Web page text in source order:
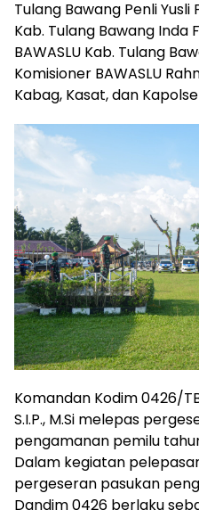
Tulang Bawang Penli Yusli
Kab. Tulang Bawang Inda
BAWASLU Kab. Tulang
Komisioner BAWASLU
Kabag, Kasat, dan
Komandan Kodim 0426/
S.I.P., M.Si melepas
pengamanan pemilu
Dalam kegiatan
pergeseran pasukan
Dandim 0426 berlaku